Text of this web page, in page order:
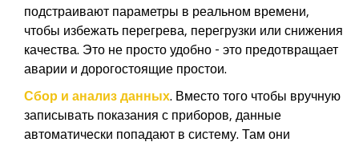
подстраивают параметры в реальном времени,
чтобы избежать перегрева, перегрузки или снижения
качества. Это не просто удобно - это предотвращает
аварии и дорогостоящие простои.
Сбор и анализ данных . Вместо того чтобы вручную
записывать показания с приборов, данные
автоматически попадают в систему. Там они